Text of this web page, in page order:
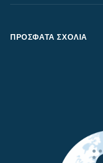
ΠΡΌΣΦΑΤΑ ΣΧΌΛΙΑ